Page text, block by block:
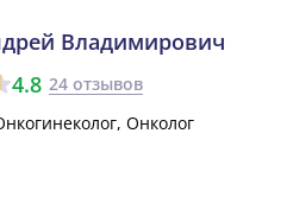
к ней еще нескольк...»
Владимирович
4.8 24 отзывов
Онколог